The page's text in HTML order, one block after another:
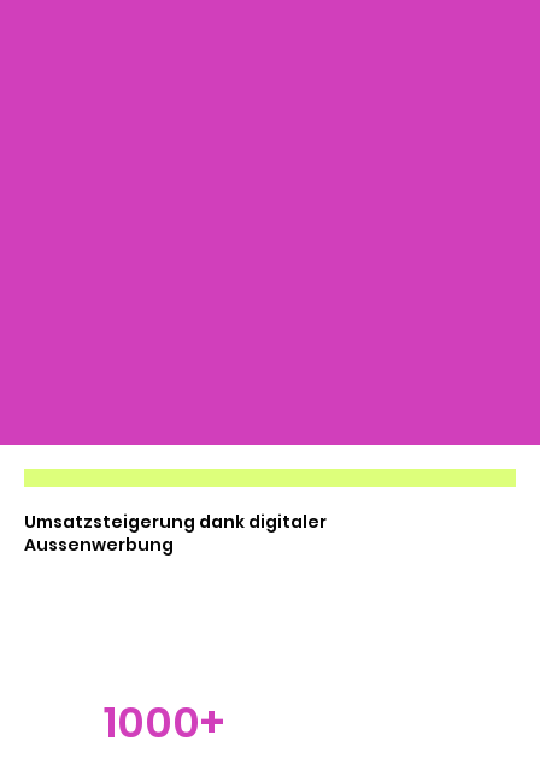
Umsatzsteigerung dank digitaler
Aussenwerbung
1000+